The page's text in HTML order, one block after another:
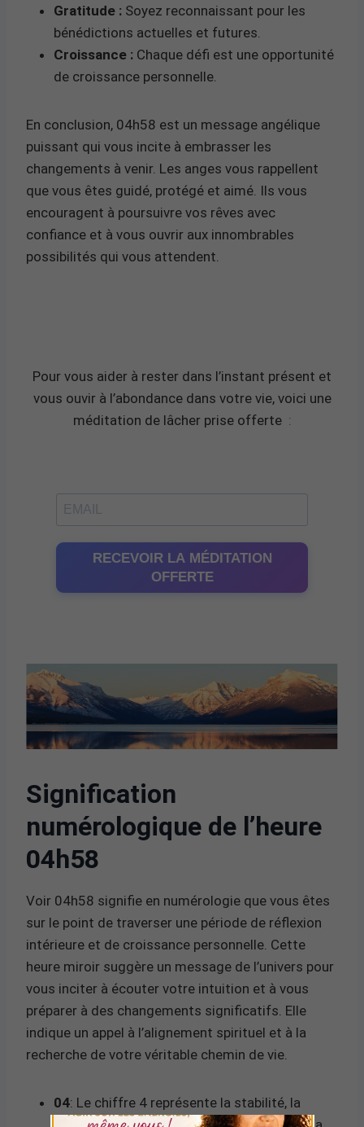
Gratitude : Soyez reconnaissant pour les
bénédictions actuelles et futures.
Croissance : Chaque défi est une opportunité
de croissance personnelle.
En conclusion, 04h58 est un message angélique
puissant qui vous incite à embrasser les
changements à venir. Les anges vous rappellent
que vous êtes guidé, protégé et aimé. Ils vous
encouragent à poursuivre vos rêves avec
confiance et à vous ouvrir aux innombrables
possibilités qui vous attendent.
Pour vous aider à rester dans l’instant présent et
vous ouvir à l’abondance dans votre vie, voici une
méditation de lâcher prise offerte :
RECEVOIR LA MÉDITATION
OFFERTE
Signification
numérologique de l’heure
04h58
Voir 04h58 signifie en numérologie que vous êtes
sur le point de traverser une période de réflexion
intérieure et de croissance personnelle. Cette
heure miroir suggère un message de l’univers pour
vous inciter à écouter votre intuition et à vous
préparer à des changements significatifs. Elle
indique un appel à l’alignement spirituel et à la
recherche de votre véritable chemin de vie.
04: Le chiffre 4 représente la stabilité, la